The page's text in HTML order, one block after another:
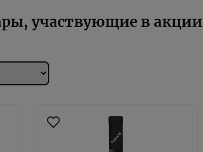
участвующие в акции